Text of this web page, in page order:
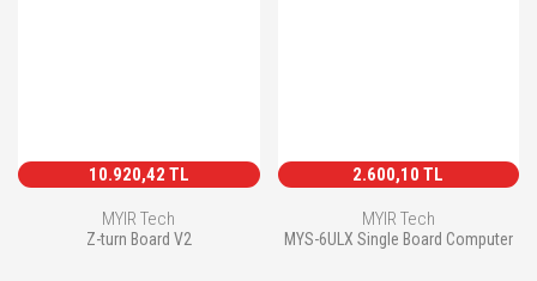
10.920,42 TL
MYIR Tech
Z-turn Board V2
2.600,10 TL
MYIR Tech
MYS-6ULX Single Board Computer